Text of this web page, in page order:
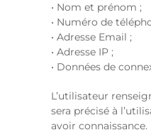
• Nom et prénom ;
• Numéro de
• Adresse Email ;
• Adresse IP ;
• Données de
L’utilisateur
sera précisé à
avoir connaissance.